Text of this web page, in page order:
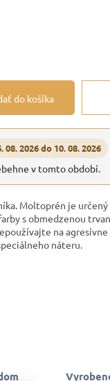
do košíka
08. 2026 do 10. 08. 2026
v tomto období.
Moltoprén je
s obmedzenou
na
náteru.